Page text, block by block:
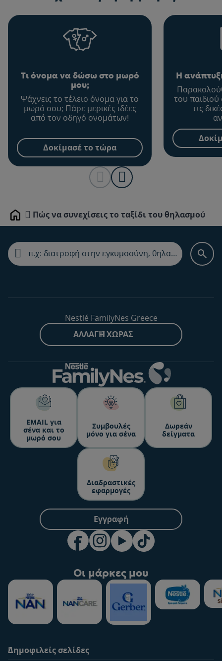
Τι όνομα να δώσω στο μωρό
μου;
Ψάχνεις το τέλειο όνομα για το
μωρό σου; Πάρε μερικές ιδέες
από τον οδηγό ονομάτων!
Δοκίμασέ το τώρα
Η
του
τις
Home Πώς να συνεχίσεις το ταξίδι του θηλασμού
Nestlé FamilyNes Greece
ΑΛΛΑΓΉ ΧΏΡΑΣ
ΕΜΑΙL για
σένα και το
μωρό σου
Συμβουλές
μόνο για σένα
Δωρεάν
δείγματα
Διαδραστικές
εφαρμογές
Εγγραφή
Οι μάρκες μου
Δημοφιλείς σελίδες